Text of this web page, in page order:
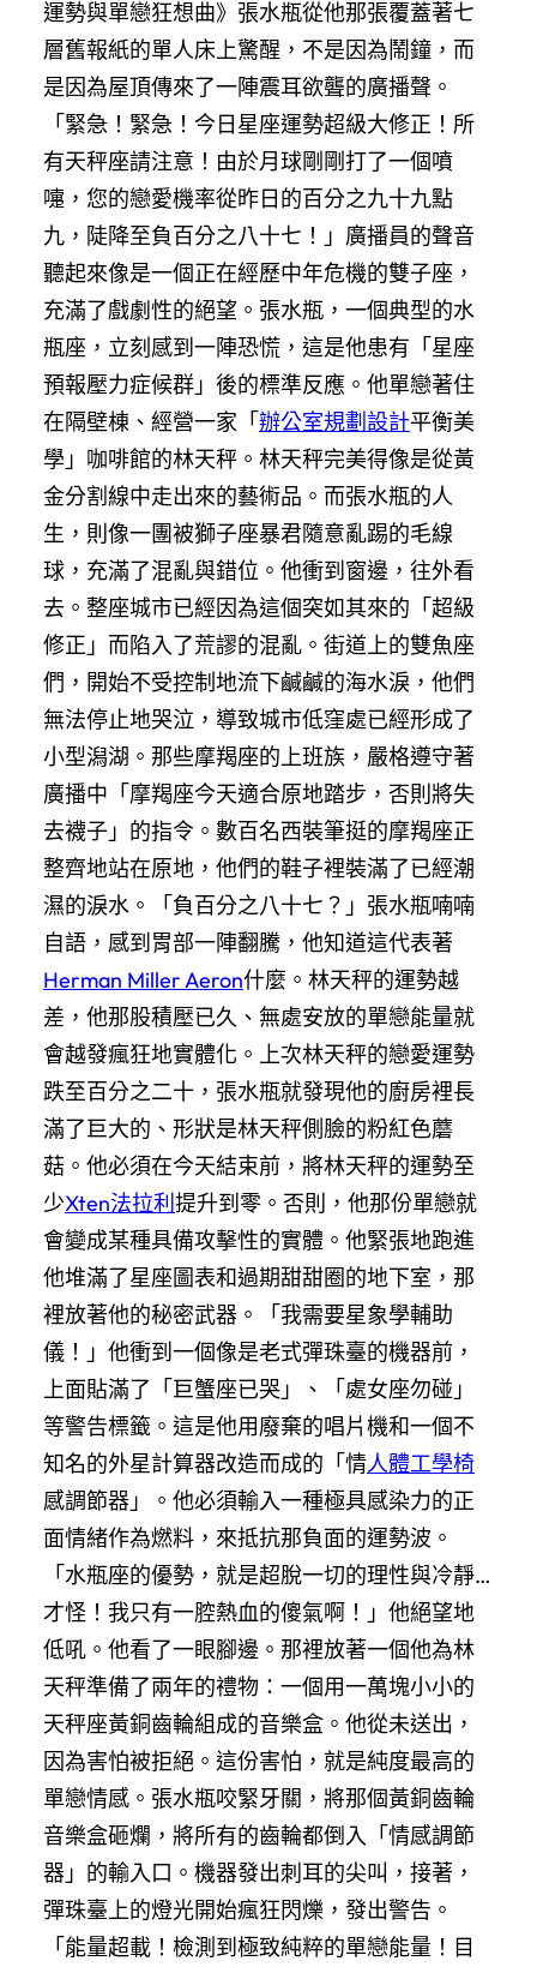
運勢與單戀狂想曲》張水瓶從他那張覆蓋著七
層舊報紙的單人床上驚醒，不是因為鬧鐘，而
是因為屋頂傳來了一陣震耳欲聾的廣播聲。
「緊急！緊急！今日星座運勢超級大修正！所
有天秤座請注意！由於月球剛剛打了一個噴
嚏，您的戀愛機率從昨日的百分之九十九點
九，陡降至負百分之八十七！」廣播員的聲音
聽起來像是一個正在經歷中年危機的雙子座，
充滿了戲劇性的絕望。張水瓶，一個典型的水
瓶座，立刻感到一陣恐慌，這是他患有「星座
預報壓力症候群」後的標準反應。他單戀著住
在隔壁棟、經營一家「辦公室規劃設計平衡美
學」咖啡館的林天秤。林天秤完美得像是從黃
金分割線中走出來的藝術品。而張水瓶的人
生，則像一團被獅子座暴君隨意亂踢的毛線
球，充滿了混亂與錯位。他衝到窗邊，往外看
去。整座城市已經因為這個突如其來的「超級
修正」而陷入了荒謬的混亂。街道上的雙魚座
們，開始不受控制地流下鹹鹹的海水淚，他們
無法停止地哭泣，導致城市低窪處已經形成了
小型潟湖。那些摩羯座的上班族，嚴格遵守著
廣播中「摩羯座今天適合原地踏步，否則將失
去襪子」的指令。數百名西裝筆挺的摩羯座正
整齊地站在原地，他們的鞋子裡裝滿了已經潮
濕的淚水。「負百分之八十七？」張水瓶喃喃
自語，感到胃部一陣翻騰，他知道這代表著
Herman Miller Aeron什麼。林天秤的運勢越
差，他那股積壓已久、無處安放的單戀能量就
會越發瘋狂地實體化。上次林天秤的戀愛運勢
跌至百分之二十，張水瓶就發現他的廚房裡長
滿了巨大的、形狀是林天秤側臉的粉紅色蘑
菇。他必須在今天結束前，將林天秤的運勢至
少Xten法拉利 提升到零。否則，他那份單戀就
會變成某種具備攻擊性的實體。他緊張地跑進
他堆滿了星座圖表和過期甜甜圈的地下室，那
裡放著他的秘密武器。「我需要星象學輔助
儀！」他衝到一個像是老式彈珠臺的機器前，
上面貼滿了「巨蟹座已哭」、「處女座勿碰」
等警告標籤。這是他用廢棄的唱片機和一個不
知名的外星計算器改造而成的「情人體工學椅
感調節器」。他必須輸入一種極具感染力的正
面情緒作為燃料，來抵抗那負面的運勢波。
「水瓶座的優勢，就是超脫一切的理性與冷靜…
才怪！我只有一腔熱血的傻氣啊！」他絕望地
低吼。他看了一眼腳邊。那裡放著一個他為林
天秤準備了兩年的禮物：一個用一萬塊小小的
天秤座黃銅齒輪組成的音樂盒。他從未送出，
因為害怕被拒絕。這份害怕，就是純度最高的
單戀情感。張水瓶咬緊牙關，將那個黃銅齒輪
音樂盒砸爛，將所有的齒輪都倒入「情感調節
器」的輸入口。機器發出刺耳的尖叫，接著，
彈珠臺上的燈光開始瘋狂閃爍，發出警告。
「能量超載！檢測到極致純粹的單戀能量！目